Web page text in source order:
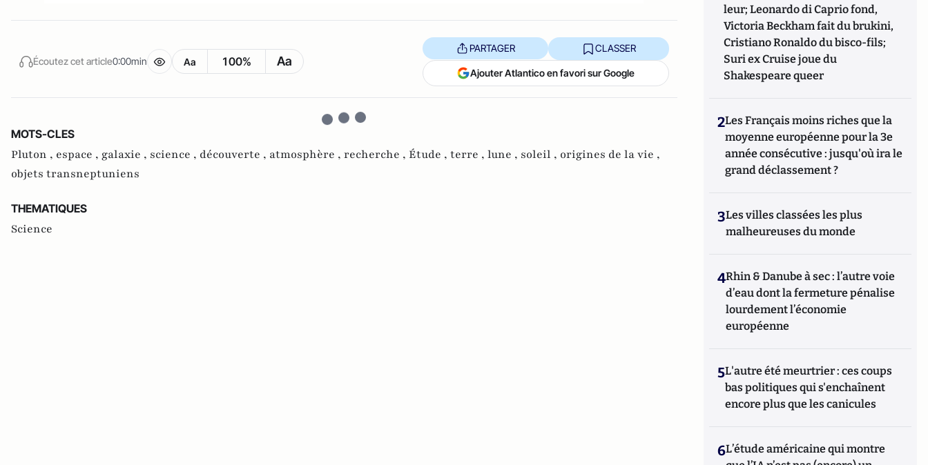
Écoutez cet article0:00min Aa 100% Aa
PARTAGER CLASSER
Ajouter Atlantico en favori sur Google
MOTS-CLES
Pluton , espace , galaxie , science , découverte , atmosphère , recherche , Étude , terre , lune , soleil , origines de la vie ,
objets transneptuniens
THEMATIQUES
Science
leur; Leonardo di Caprio fond,
Victoria Beckham fait du brukini,
Cristiano Ronaldo du bisco-fils;
Suri ex Cruise joue du
Shakespeare queer
2Les Français moins riches que la
moyenne européenne pour la 3e
année consécutive : jusqu'où ira le
grand déclassement ?
3Les villes classées les plus
malheureuses du monde
4Rhin & Danube à sec : l’autre voie
d’eau dont la fermeture pénalise
lourdement l’économie
européenne
5L'autre été meurtrier : ces coups
bas politiques qui s'enchaînent
encore plus que les canicules
6L’étude américaine qui montre